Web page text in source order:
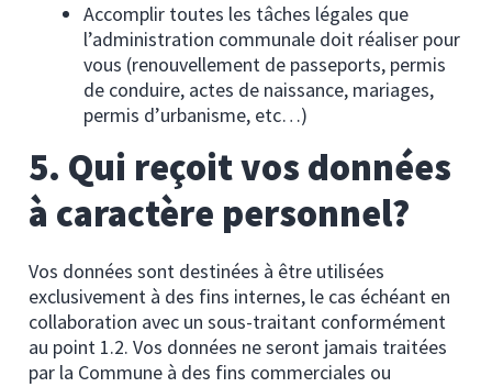
Accomplir toutes les tâches légales que
l’administration communale doit réaliser pour
vous (renouvellement de passeports, permis
de conduire, actes de naissance, mariages,
permis d’urbanisme, etc…)
5. Qui reçoit vos données
à caractère personnel?
Vos données sont destinées à être utilisées
exclusivement à des fins internes, le cas échéant en
collaboration avec un sous-traitant conformément
au point 1.2. Vos données ne seront jamais traitées
par la Commune à des fins commerciales ou